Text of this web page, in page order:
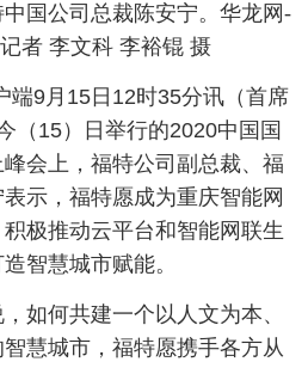
国公司总裁陈安宁。华龙网-
者 李文科 李裕锟 摄
端9月15日12时35分讯（首席
（15）日举行的2020中国国
会上，福特公司副总裁、福
示，福特愿成为重庆智能网
极推动云平台和智能网联生
智慧城市赋能。
如何共建一个以人文为本、
慧城市，福特愿携手各方从